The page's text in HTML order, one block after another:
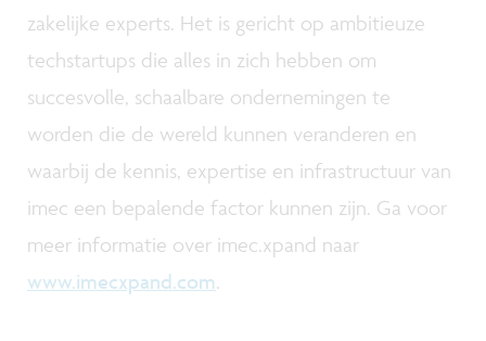
zakelijke experts. Het is gericht op ambitieuze
techstartups die alles in zich hebben om
succesvolle, schaalbare ondernemingen te
worden die de wereld kunnen veranderen en
waarbij de kennis, expertise en infrastructuur van
imec een bepalende factor kunnen zijn. Ga voor
meer informatie over imec.xpand naar
www.imecxpand.com.